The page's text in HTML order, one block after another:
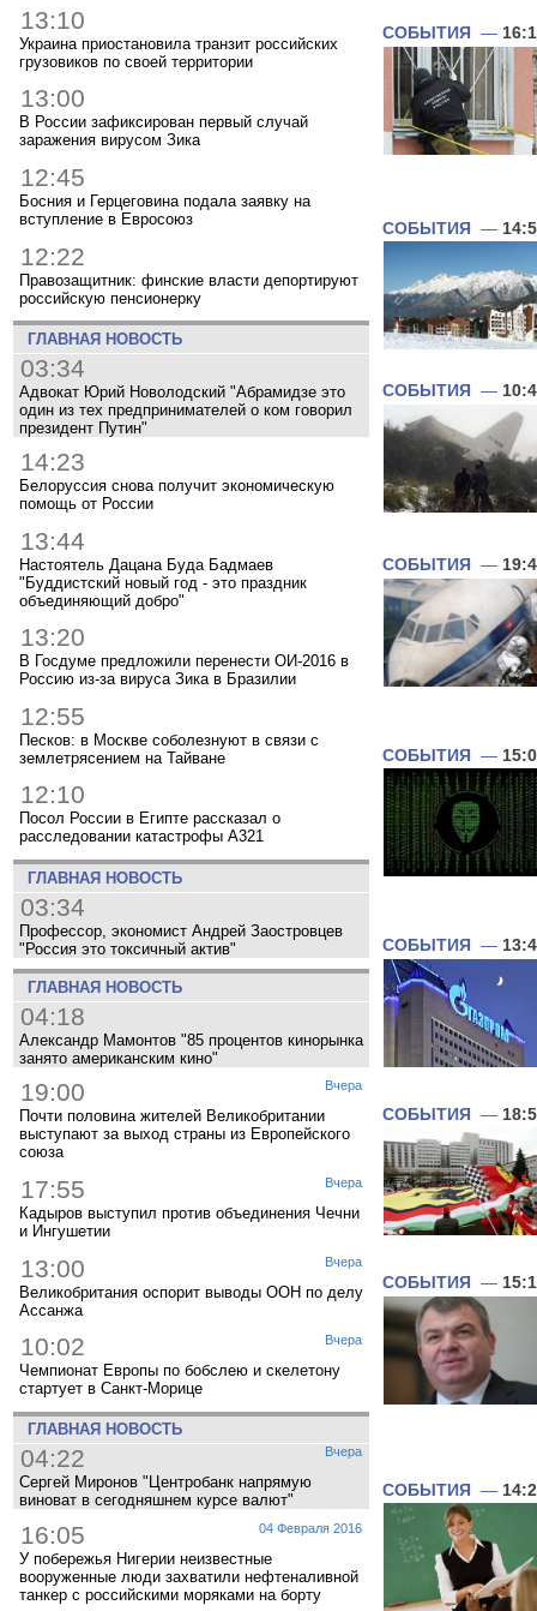
13:10
Украина приостановила транзит российских
грузовиков по своей территории
13:00
В России зафиксирован первый случай
заражения вирусом Зика
12:45
Босния и Герцеговина подала заявку на
вступление в Евросоюз
12:22
Правозащитник: финские власти депортируют
российскую пенсионерку
ГЛАВНАЯ НОВОСТЬ
03:34
Адвокат Юрий Новолодский "Абрамидзе это
один из тех предпринимателей о ком говорил
президент Путин"
14:23
Белоруссия снова получит экономическую
помощь от России
13:44
Настоятель Дацана Буда Бадмаев
"Буддистский новый год - это праздник
объединяющий добро"
13:20
В Госдуме предложили перенести ОИ-2016 в
Россию из-за вируса Зика в Бразилии
12:55
Песков: в Москве соболезнуют в связи с
землетрясением на Тайване
12:10
Посол России в Египте рассказал о
расследовании катастрофы A321
ГЛАВНАЯ НОВОСТЬ
03:34
Профессор, экономист Андрей Заостровцев
"Россия это токсичный актив"
ГЛАВНАЯ НОВОСТЬ
04:18
Александр Мамонтов "85 процентов кинорынка
занято американским кино"
Вчера
19:00
Почти половина жителей Великобритании
выступают за выход страны из Европейского
союза
Вчера
17:55
Кадыров выступил против объединения Чечни
и Ингушетии
Вчера
13:00
Великобритания оспорит выводы ООН по делу
Ассанжа
Вчера
10:02
Чемпионат Европы по бобслею и скелетону
стартует в Санкт-Морице
ГЛАВНАЯ НОВОСТЬ
Вчера
04:22
Сергей Миронов "Центробанк напрямую
виноват в сегодняшнем курсе валют"
04 Февраля 2016
16:05
У побережья Нигерии неизвестные
вооруженные люди захватили нефтеналивной
танкер с российскими моряками на борту
СОБЫТИЯ —
СОБЫТИЯ —
СОБЫТИЯ —
СОБЫТИЯ —
СОБЫТИЯ —
СОБЫТИЯ —
СОБЫТИЯ —
СОБЫТИЯ —
СОБЫТИЯ —